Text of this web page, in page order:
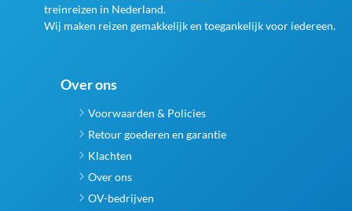
treinreizen in Nederland.
Wij maken reizen gemakkelijk en toegankelijk voor iedereen.
Over ons
Voorwaarden & Policies
Retour goederen en garantie
Klachten
Over ons
OV-bedrijven